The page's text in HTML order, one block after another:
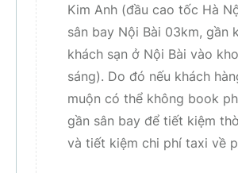
Kim Anh (đầu cao tốc Hà
sân bay Nội Bài 03km, gần
khách sạn ở Nội Bài vào
sáng). Do đó nếu khách
muộn có thể không book
gần sân bay để tiết kiệm
và tiết kiệm chi phí taxi về